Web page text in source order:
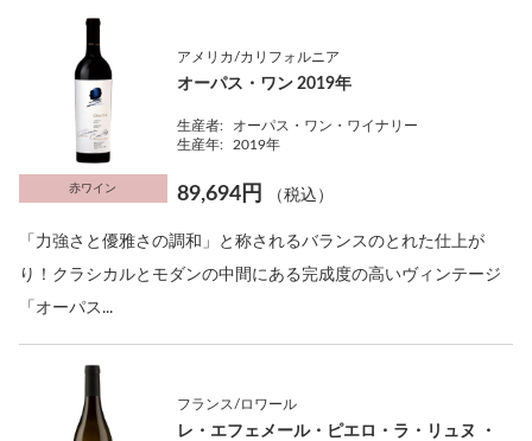
赤ワイン
アメリカ/カリフォルニア
オーパス・ワン 2019年
生産者:
オーパス・ワン・ワイナリー
生産年:
2019年
89,694円 （税込）
「力強さと優雅さの調和」と称されるバランスのとれた仕上が
り！クラシカルとモダンの中間にある完成度の高いヴィンテージ
「オーパス...
フランス/ロワール
レ・エフェメール・ピエロ・ラ・リュヌ ・